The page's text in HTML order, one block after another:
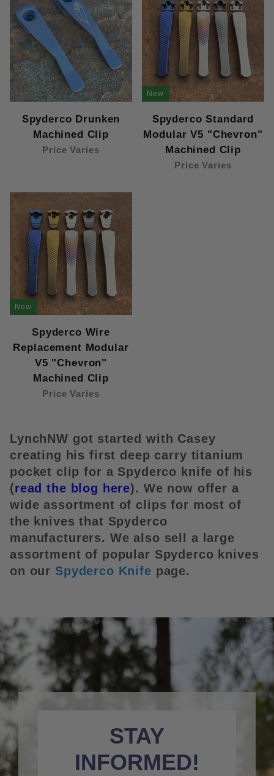
Spyderco Drunken
Machined Clip
Price Varies
New
Spyderco Standard
Modular V5 "Chevron"
Machined Clip
Price Varies
New
Spyderco Wire
Replacement Modular
V5 "Chevron"
Machined Clip
Price Varies
LynchNW got started with Casey
creating his first deep carry titanium
pocket clip for a Spyderco knife of his
(read the blog here). We now offer a
wide assortment of clips for most of
the knives that Spyderco
manufacturers. We also sell a large
assortment of popular Spyderco knives
on our Spyderco Knife page.
STAY
INFORMED!